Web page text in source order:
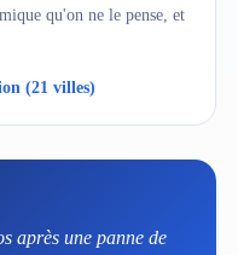
qu'on ne le pense, et
(21 villes)
après une panne de